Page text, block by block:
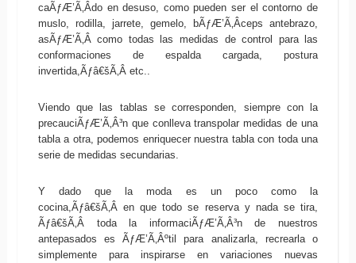
caÃƒÆ’Ã‚Â­do en desuso, como pueden ser el contorno de
muslo, rodilla, jarrete, gemelo, bÃƒÆ’Ã‚Â­ceps antebrazo,
asÃƒÆ’Ã‚Â­ como todas las medidas de control para las
conformaciones de espalda cargada, postura
invertida,Ãƒâ€šÃ‚Â etc..
Viendo que las tablas se corresponden, siempre con la
precauciÃƒÆ’Ã‚Â³n que conlleva transpolar medidas de una
tabla a otra, podemos enriquecer nuestra tabla con toda una
serie de medidas secundarias.
Y dado que la moda es un poco como la
cocina,Ãƒâ€šÃ‚Â en que todo se reserva y nada se tira,
Ãƒâ€šÃ‚Â toda la informaciÃƒÆ’Ã‚Â³n de nuestros
antepasados es ÃƒÆ’Ã‚Âºtil para analizarla, recrearla o
simplemente para inspirarse en variaciones nuevas